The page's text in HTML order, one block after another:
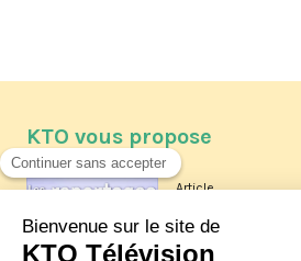
KTO vous propose
Article
Les reportages